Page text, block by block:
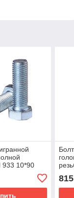
933 10*90
815